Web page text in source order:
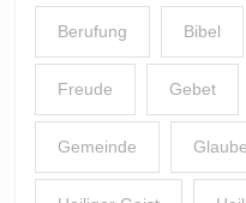
Berufung Bibel
Freude Gebet
Gemeinde Glaube